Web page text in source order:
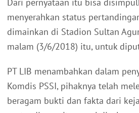
Dari pernyataan itu bisa
menyerahkan status
dimainkan di Stadion Sultan
malam (3/6/2018) itu, untuk
PT LIB menambahkan dalam
Komdis PSSI, pihaknya telah
beragam bukti dan fakta dari